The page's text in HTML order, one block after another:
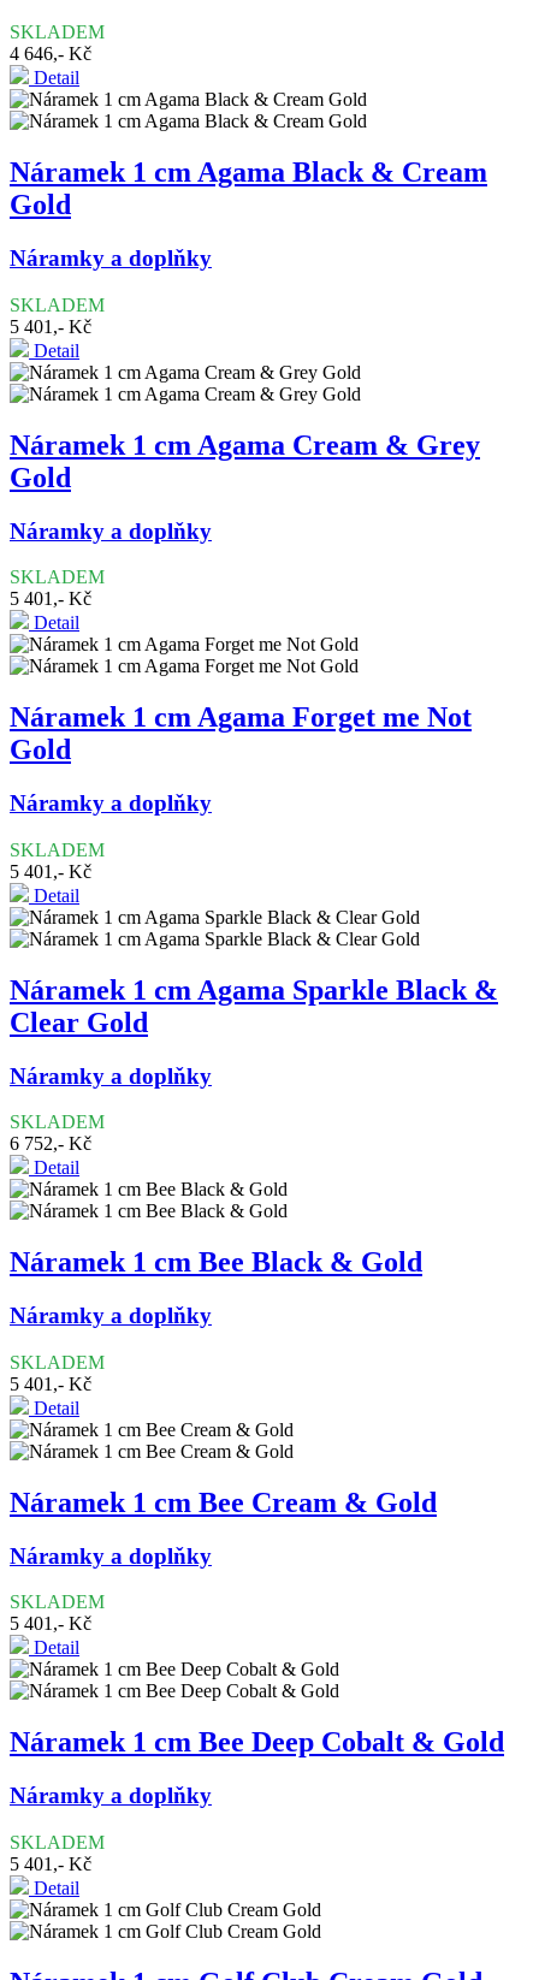
SKLADEM
4 646,- Kč
Detail
Náramek 1 cm Agama Black & Cream
Gold
Náramky a doplňky
SKLADEM
5 401,- Kč
Detail
Náramek 1 cm Agama Cream & Grey
Gold
Náramky a doplňky
SKLADEM
5 401,- Kč
Detail
Náramek 1 cm Agama Forget me Not
Gold
Náramky a doplňky
SKLADEM
5 401,- Kč
Detail
Náramek 1 cm Agama Sparkle Black &
Clear Gold
Náramky a doplňky
SKLADEM
6 752,- Kč
Detail
Náramek 1 cm Bee Black & Gold
Náramky a doplňky
SKLADEM
5 401,- Kč
Detail
Náramek 1 cm Bee Cream & Gold
Náramky a doplňky
SKLADEM
5 401,- Kč
Detail
Náramek 1 cm Bee Deep Cobalt & Gold
Náramky a doplňky
SKLADEM
5 401,- Kč
Detail